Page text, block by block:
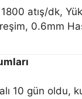
1800 atış/dk,
0.6mm
10 gün oldu,